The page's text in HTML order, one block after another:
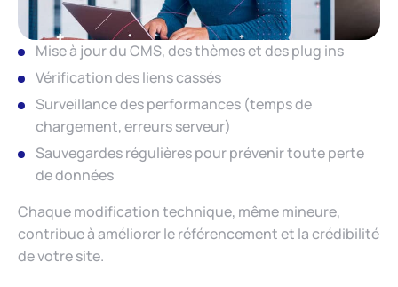
Mise à jour du CMS, des thèmes et des plug ins
Vérification des liens cassés
Surveillance des performances (temps de
chargement, erreurs serveur)
Sauvegardes régulières pour prévenir toute perte
de données
Chaque modification technique, même mineure,
contribue à améliorer le référencement et la crédibilité
de votre site.